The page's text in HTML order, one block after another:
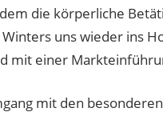
die körperliche
uns wieder ins
mit einer
mit den